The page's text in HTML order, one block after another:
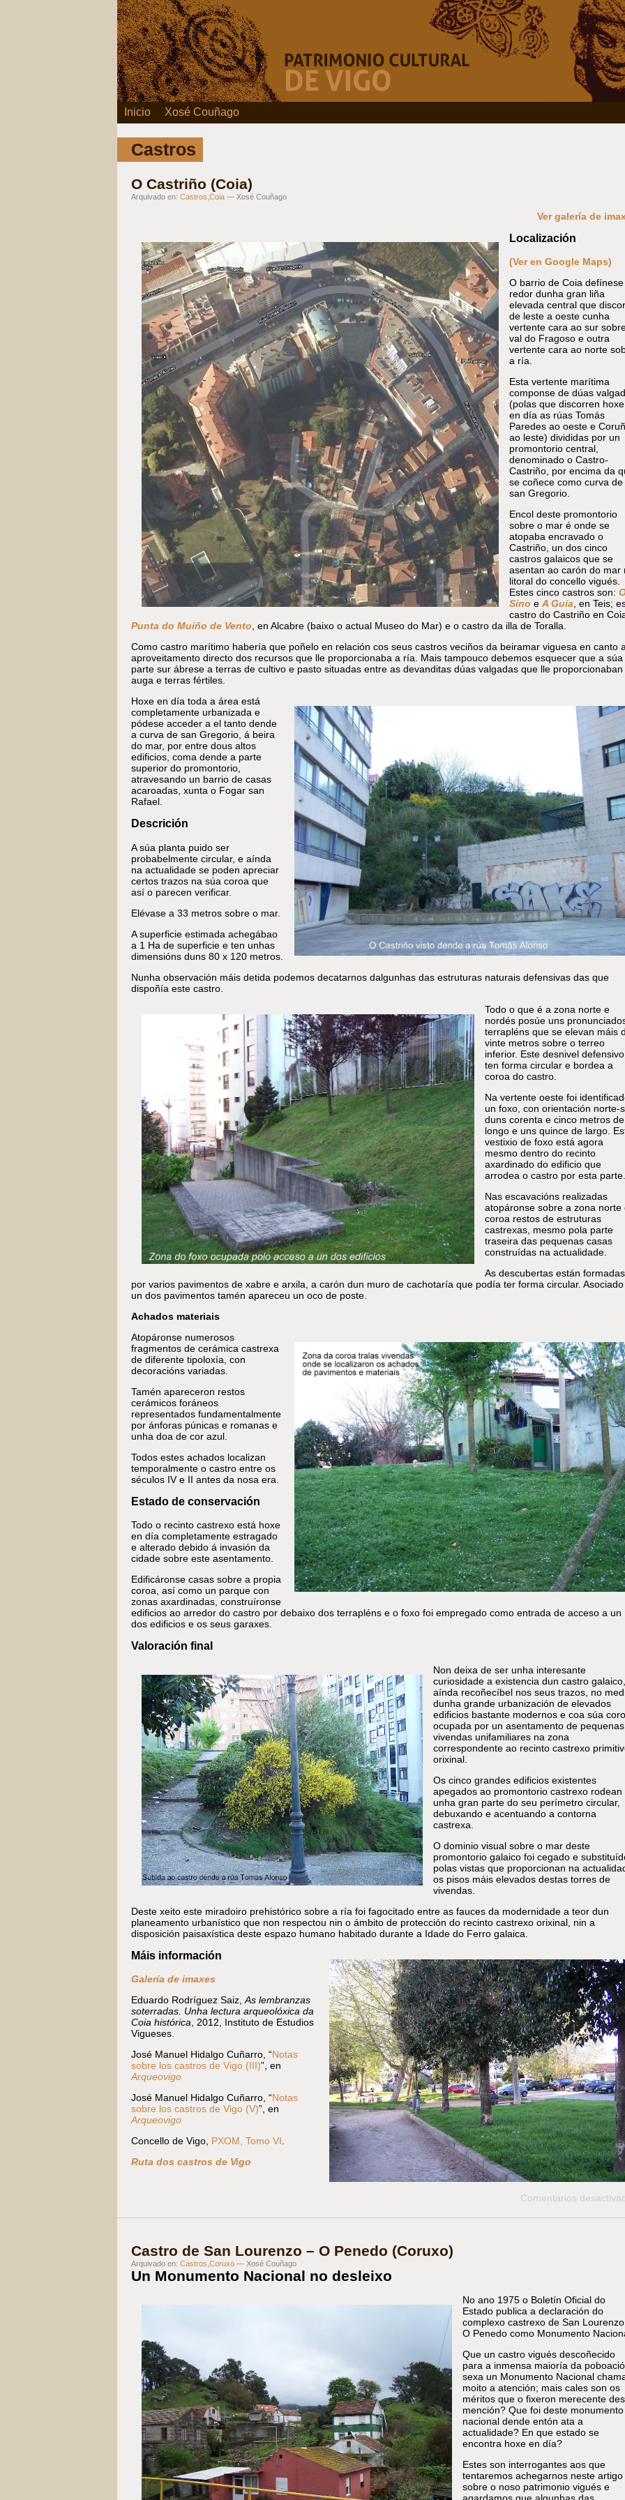
Inicio Xosé Couñago
Castros
O Castriño (Coia)
Arquivado en: Castros Coia— Xosé Couñago
Ver galería de
Localización
(Ver en Google Maps)
O barrio de Coia
redor dunha gran liña
elevada central que
de leste a oeste cunha
vertente cara ao sur
val do Fragoso e outra
vertente cara ao norte
a ría.
Esta vertente marítima
componse de dúas
(polas que discorren hoxe
en día as rúas Tomás
Paredes ao oeste e
ao leste) divididas por un
promontorio central,
denominado o Castro-
Castriño, por encima da
se coñece como curva de
san Gregorio.
Encol deste promontorio
sobre o mar é onde se
atopaba encravado o
Castriño, un dos cinco
castros galaicos que se
asentan ao carón do mar
litoral do concello vigués.
Estes cinco castros son:
Sino e A Guía, en Teis;
castro do Castriño en
Punta do Muíño de Vento, en Alcabre (baixo o actual Museo do Mar) e o castro da illa de Toralla.
Como castro marítimo habería que poñelo en relación cos seus castros veciños da beiramar viguesa en canto
aproveitamento directo dos recursos que lle proporcionaba a ría. Mais tampouco debemos esquecer que a súa
parte sur ábrese a terras de cultivo e pasto situadas entre as devanditas dúas valgadas que lle proporcionaban
auga e terras fértiles.
Hoxe en día toda a área está
completamente urbanizada e
pódese acceder a el tanto dende
a curva de san Gregorio, á beira
do mar, por entre dous altos
edificios, coma dende a parte
superior do promontorio,
atravesando un barrio de casas
acaroadas, xunta o Fogar san
Rafael.
Descrición
A súa planta puido ser
probabelmente circular, e aínda
na actualidade se poden apreciar
certos trazos na súa coroa que
así o parecen verificar.
Elévase a 33 metros sobre o mar.
A superficie estimada achegábao
a 1 Ha de superficie e ten unhas
dimensións duns 80 x 120 metros.
Nunha observación máis detida podemos decatarnos dalgunhas das estruturas naturais defensivas das que
dispoñía este castro.
Todo o que é a zona norte e
nordés posúe uns
terrapléns que se elevan máis
vinte metros sobre o terreo
inferior. Este desnivel defensivo
ten forma circular e bordea a
coroa do castro.
Na vertente oeste foi
un foxo, con orientación norte-
duns corenta e cinco metros de
longo e uns quince de largo.
vestixio de foxo está agora
mesmo dentro do recinto
axardinado do edificio que
arrodea o castro por esta parte.
Nas escavacións realizadas
atopáronse sobre a zona norte
coroa restos de estruturas
castrexas, mesmo pola parte
traseira das pequenas casas
construídas na actualidade.
As descubertas están formadas
por varios pavimentos de xabre e arxila, a carón dun muro de cachotaría que podía ter forma circular.
un dos pavimentos tamén apareceu un oco de poste.
Achados materiais
Atopáronse numerosos
fragmentos de cerámica castrexa
de diferente tipoloxía, con
decoracións variadas.
Tamén apareceron restos
cerámicos foráneos
representados fundamentalmente
por ánforas púnicas e romanas e
unha doa de cor azul.
Todos estes achados localizan
temporalmente o castro entre os
séculos IV e II antes da nosa era.
Estado de conservación
Todo o recinto castrexo está hoxe
en día completamente estragado
e alterado debido á invasión da
cidade sobre este asentamento.
Edificáronse casas sobre a propia
coroa, así como un parque con
zonas axardinadas, construíronse
edificios ao arredor do castro por debaixo dos terrapléns e o foxo foi empregado como entrada de acceso a un
dos edificios e os seus garaxes.
Valoración final
Non deixa de ser unha interesante
curiosidade a existencia dun castro galaico,
aínda recoñecíbel nos seus trazos, no
dunha grande urbanización de elevados
edificios bastante modernos e coa súa
ocupada por un asentamento de pequenas
vivendas unifamiliares na zona
correspondente ao recinto castrexo
orixinal.
Os cinco grandes edificios existentes
apegados ao promontorio castrexo rodean
unha gran parte do seu perímetro circular,
debuxando e acentuando a contorna
castrexa.
O dominio visual sobre o mar deste
promontorio galaico foi cegado e
polas vistas que proporcionan na
os pisos máis elevados destas torres de
vivendas.
Deste xeito este miradoiro prehistórico sobre a ría foi fagocitado entre as fauces da modernidade a teor dun
planeamento urbanístico que non respectou nin o ámbito de protección do recinto castrexo orixinal, nin a
disposición paisaxística deste espazo humano habitado durante a Idade do Ferro galaica.
Máis información
Galería de imaxes
Eduardo Rodríguez Saiz, As lembranzas
soterradas. Unha lectura arqueolóxica da
Coia histórica , 2012, Instituto de Estudios
Vigueses.
José Manuel Hidalgo Cuñarro, “Notas
sobre los castros de Vigo (III)”, en
Arqueovigo
José Manuel Hidalgo Cuñarro, “Notas
sobre los castros de Vigo (V)”, en
Arqueovigo
Concello de Vigo, PXOM, Tomo VI
Ruta dos castros de Vigo
Comentarios
Castro de San Lourenzo – O Penedo (Coruxo)
Arquivado en: Castros Coruxo— Xosé Couñago
Un Monumento Nacional no desleixo
No ano 1975 o Boletín Oficial do
Estado publica a declaración do
complexo castrexo de San
O Penedo como Monumento
Que un castro vigués descoñecido
para a inmensa maioría da
sexa un Monumento Nacional
moito a atención; mais cales son os
méritos que o fixeron merecente
mención? Que foi deste monumento
nacional dende entón ata a
actualidade? En que estado se
encontra hoxe en día?
Estes son interrogantes aos que
tentaremos achegarnos neste artigo
sobre o noso patrimonio vigués e
agardamos que algunhas das